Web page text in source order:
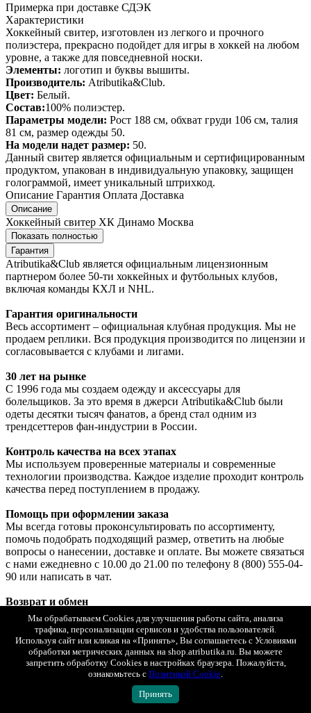
Примерка при доставке СДЭК
Характеристики
Хоккейный свитер, изготовлен из легкого и прочного
полиэстера, прекрасно подойдет для игры в хоккей на любом
уровне, а также для повседневной носки.
Элементы: логотип и буквы вышиты.
Производитель: Atributika&Club.
Цвет: Белый.
Состав:100% полиэстер.
Параметры модели: Рост 188 см, обхват груди 106 см, талия
81 см, размер одежды 50.
На модели надет размер: 50.
Данный свитер является официальным и сертифицированным
продуктом, упакован в индивидуальную упаковку, защищен
голограммой, имеет уникальный штрихкод.
Описание Гарантия Оплата Доставка
Описание
Хоккейный свитер ХК Динамо Москва
Показать полностью
Гарантия
Atributika&Club является официальным лицензионным
партнером более 50-ти хоккейных и футбольных клубов,
включая команды КХЛ и NHL.
Гарантия оригинальности
Весь ассортимент – официальная клубная продукция. Мы не
продаем реплики. Вся продукция производится по лицензии и
согласовывается с клубами и лигами.
30 лет на рынке
С 1996 года мы создаем одежду и аксессуары для
болельщиков. За это время в джерси Atributika&Club были
одеты десятки тысяч фанатов, а бренд стал одним из
трендсеттеров фан-индустрии в России.
Контроль качества на всех этапах
Мы используем проверенные материалы и современные
технологии производства. Каждое изделие проходит контроль
качества перед поступлением в продажу.
Помощь при оформлении заказа
Мы всегда готовы проконсультировать по ассортименту,
помочь подобрать подходящий размер, ответить на любые
вопросы о нанесении, доставке и оплате. Вы можете связаться
с нами ежедневно с 10.00 до 21.00 по телефону 8 (800) 555-04-
90 или написать в чат.
Возврат и обмен
Если товар вам не подошел или возникли какие-либо
проблемы, вы можете оформить возврат или обмен в
соответствии с действующим законодательством РФ. Мы
ориентированы на комфорт покупателей и всегда готовы
помочь в решении вопроса.
Подробные условия возврата и обмена вы можете посмотреть
«Возврат и обмен».
Мы обрабатываем Cookies для улучшения работы сайта, анализа
трафика, персонализации сервисов и удобства пользователей.
Используя сайт или кликая на «Принять», Вы соглашаетесь с Условиями
обработки метрических данных на shop.atributika.ru. Вы можете
запретить обработку Cookies в настройках браузера. Пожалуйста,
ознакомьтесь с Политикой Cookie.
Принять